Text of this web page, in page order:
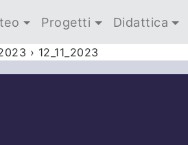
Progetti Didattica
› 12_11_2023